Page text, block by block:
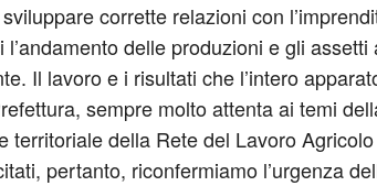
corrette relazioni con
delle produzioni e gli
Il lavoro e i risultati che l’intero
sempre molto attenta ai temi
territoriale della Rete del Lavoro
pertanto, riconfermiamo l’urgenza